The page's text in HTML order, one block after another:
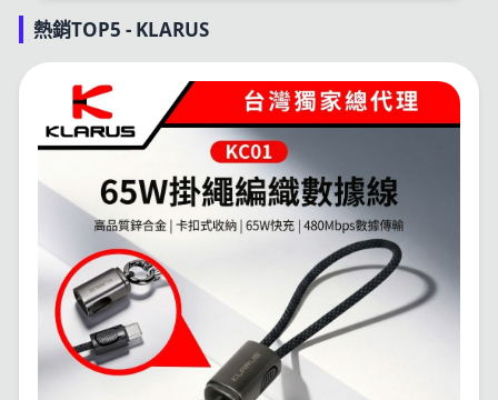
熱銷TOP5 - KLARUS